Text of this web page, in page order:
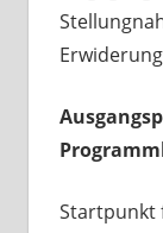
Startpunkt